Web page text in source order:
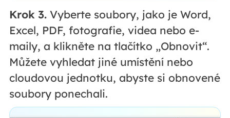
Krok 3.Vyberte soubory, jako je Word,
Excel, PDF, fotografie, videa nebo e-
maily, a klikněte na tlačítko „Obnovit“.
Můžete vyhledat jiné umístění nebo
cloudovou jednotku, abyste si obnovené
soubory ponechali.